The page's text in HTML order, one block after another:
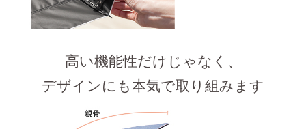
高い機能性だけじゃなく、
デザインにも本気で取り組みます